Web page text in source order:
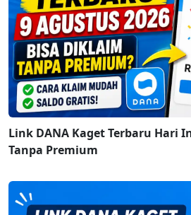
Link DANA Kaget Terbaru Hari
Tanpa Premium